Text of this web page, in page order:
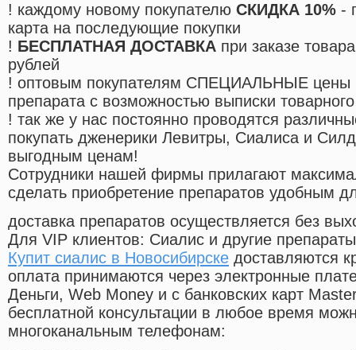
! каждому новому покупателю СКИДКА 10% -
карта на последующие покупки
! БЕСПЛАТНАЯ ДОСТАВКА при заказе
рублей
! оптовым покупателям СПЕЦИАЛЬНЫЕ цены
препарата с возможностью выписки
! так же у нас постоянно проводятся
покупать дженерики Левитры, Сиалиса и
выгодным ценам!
Cотрудники нашей фирмы прилагают
сделать приобретение препаратов удобным
доставка препаратов осуществляется без
Для VIP клиентов: Сиалис и другие
Купит сиалис в Новосибирске доставляются
оплата принимаются через электронные
Деньги, Web Money и с банковских карт
бесплатной консультации в любое время
многоканальным телефонам: